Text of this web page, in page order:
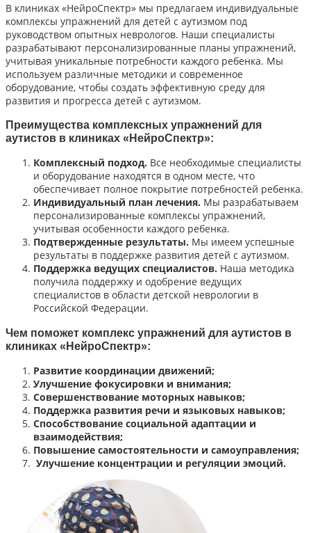
В клиниках «НейроСпектр» мы предлагаем индивидуальные
комплексы упражнений для детей с аутизмом под
руководством опытных неврологов. Наши специалисты
разрабатывают персонализированные планы упражнений,
учитывая уникальные потребности каждого ребенка. Мы
используем различные методики и современное
оборудование, чтобы создать эффективную среду для
развития и прогресса детей с аутизмом.
Преимущества комплексных упражнений для
аутистов в клиниках «НейроСпектр»:
Комплексный подход. Все необходимые специалисты
и оборудование находятся в одном месте, что
обеспечивает полное покрытие потребностей ребенка.
Индивидуальный план лечения. Мы разрабатываем
персонализированные комплексы упражнений,
учитывая особенности каждого ребенка.
Подтвержденные результаты. Мы имеем успешные
результаты в поддержке развития детей с аутизмом.
Поддержка ведущих специалистов. Наша методика
получила поддержку и одобрение ведущих
специалистов в области детской неврологии в
Российской Федерации.
Чем поможет комплекс упражнений для аутистов в
клиниках «НейроСпектр»:
Развитие координации движений;
Улучшение фокусировки и внимания;
Совершенствование моторных навыков;
Поддержка развития речи и языковых навыков;
Способствование социальной адаптации и
взаимодействия;
Повышение самостоятельности и самоуправления;
Улучшение концентрации и регуляции эмоций.